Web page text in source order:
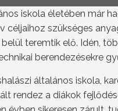
iskola életében már
céljaihoz szükséges
teremtik elő. Idén,
berendezésekre
általános iskola,
rendez a diákok